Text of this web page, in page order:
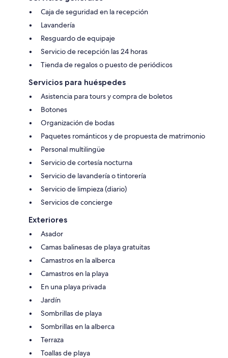
Caja de seguridad en la recepción
Lavandería
Resguardo de equipaje
Servicio de recepción las 24 horas
Tienda de regalos o puesto de periódicos
Servicios para huéspedes
Asistencia para tours y compra de boletos
Botones
Organización de bodas
Paquetes románticos y de propuesta de matrimonio
Personal multilingüe
Servicio de cortesía nocturna
Servicio de lavandería o tintorería
Servicio de limpieza (diario)
Servicios de concierge
Exteriores
Asador
Camas balinesas de playa gratuitas
Camastros en la alberca
Camastros en la playa
En una playa privada
Jardín
Sombrillas de playa
Sombrillas en la alberca
Terraza
Toallas de playa